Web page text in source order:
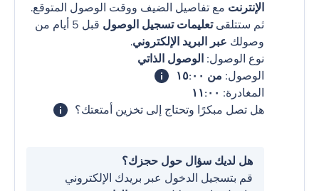
الإنترنت مع تفاصيل الضيف ووقت الوصول المتوقع.
ثم ستتلقىتعليمات تسجيل الوصول
قبل 5 أيام من
وصولك عبر البريد الإلكتروني.
نوع الوصول: الوصول الذاتي
الوصول: من ١٥:٠٠
المغادرة: ١١:٠٠
هل تصل مبكرًا وتحتاج إلى تخزين أمتعتك؟
هل لديك سؤال حول حجزك؟
قم بتسجيل الدخول عبر بريدك الإلكتروني